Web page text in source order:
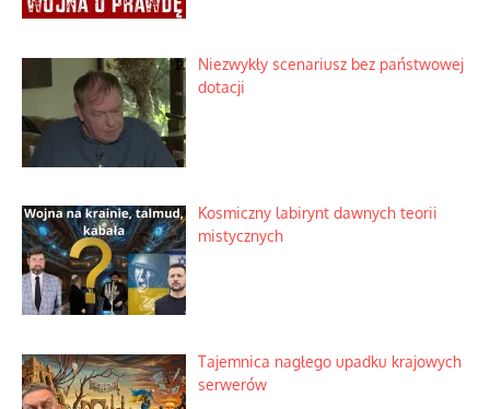
Niezwykły scenariusz bez państwowej
dotacji
Kosmiczny labirynt dawnych teorii
mistycznych
Tajemnica nagłego upadku krajowych
serwerów